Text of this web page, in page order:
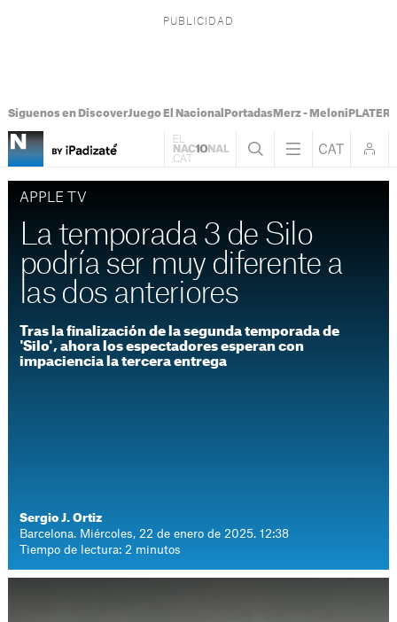
Síguenos en DiscoverJuego El Nacional PortadasMerz - Meloni
APPLE TV
La temporada 3 de Silo
podría ser muy diferente a
las dos anteriores
Tras la finalización de la segunda temporada de
'Silo', ahora los espectadores esperan con
impaciencia la tercera entrega
Sergio J. Ortiz
Barcelona. Miércoles, 22 de enero de 2025. 12:38
Tiempo de lectura: 2 minutos